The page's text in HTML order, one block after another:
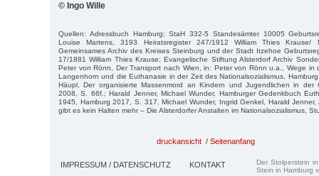
© Ingo Wille
Quellen: Adressbuch Hamburg; StaH 332-5 Standesämter 10005
Louise Martens, 3193 Heiratsregister 247/1912 William Thies Krause/
Gemeinsames Archiv des Kreises Steinburg und der Stadt Itzehoe
17/1881 William Thies Krause; Evangelische Stiftung Alsterdorf Archiv
Peter von Rönn, Der Transport nach Wien, in: Peter von Rönn u.a., Wege in
Langenhorn und die Euthanasie in der Zeit des Nationalsozialismus,
Häupl, Der organisierte Massenmord an Kindern und Jugendlichen in der
2008, S. 66f.; Harald Jenner, Michael Wunder, Hamburger Gedenkbuch
1945, Hamburg 2017, S. 317. Michael Wunder, Ingrid Genkel, Harald
gibt es kein Halten mehr – Die Alsterdorfer Anstalten im Nationalsozialismus,
druckansicht / Seitenanfang
IMPRESSUM / DATENSCHUTZ KONTAKT
Der Stolperstein
Stein in Hamburg